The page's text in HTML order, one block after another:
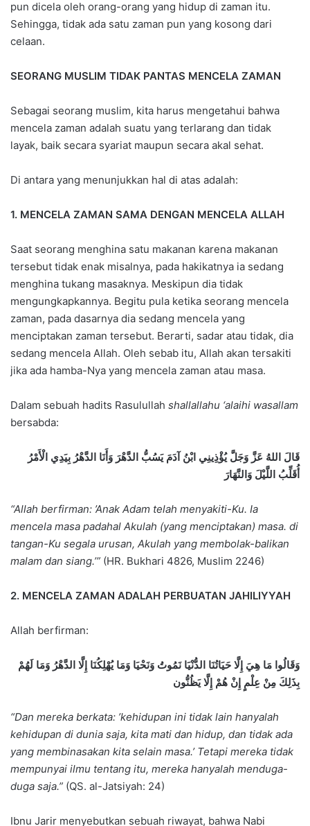
pun dicela oleh orang-orang yang hidup di zaman itu.
Sehingga, tidak ada satu zaman pun yang kosong dari
celaan.
SEORANG MUSLIM TIDAK PANTAS MENCELA ZAMAN
Sebagai seorang muslim, kita harus mengetahui bahwa
mencela zaman adalah suatu yang terlarang dan tidak
layak, baik secara syariat maupun secara akal sehat.
Di antara yang menunjukkan hal di atas adalah:
1. MENCELA ZAMAN SAMA DENGAN MENCELA ALLAH
Saat seorang menghina satu makanan karena makanan
tersebut tidak enak misalnya, pada hakikatnya ia sedang
menghina tukang masaknya. Meskipun dia tidak
mengungkapkannya. Begitu pula ketika seorang mencela
zaman, pada dasarnya dia sedang mencela yang
menciptakan zaman tersebut. Berarti, sadar atau tidak, dia
sedang mencela Allah. Oleh sebab itu, Allah akan tersakiti
jika ada hamba-Nya yang mencela zaman atau masa.
Dalam sebuah hadits Rasulullah shallallahu ‘alaihi wasallam
bersabda:
قَالَ اللهُ عَزَّ وَجَلَّ يُؤْذِينِي ابْنُ آدَمَ يَسُبُّ الدَّهْرَ وَأَنَا الدَّهْرُ بِيَدِي الْأَمْرُ
أُقَلِّبُ اللَّيْلَ وَالنَّهَارَ
“Allah berfirman: ’Anak Adam telah menyakiti-Ku. Ia
mencela masa padahal Akulah (yang menciptakan) masa. di
tangan-Ku segala urusan, Akulah yang membolak-balikan
malam dan siang.’” (HR. Bukhari 4826, Muslim 2246)
2. MENCELA ZAMAN ADALAH PERBUATAN JAHILIYYAH
Allah berfirman:
وَقَالُوا مَا هِيَ إِلَّا حَيَاتُنَا الدُّنْيَا نَمُوتُ وَنَحْيَا وَمَا يُهْلِكُنَا إِلَّا الدَّهْرُ وَمَا لَهُمْ
بِذَلِكَ مِنْ عِلْمٍ إِنْ هُمْ إِلَّا يَظُنُّون
“Dan mereka berkata: ’kehidupan ini tidak lain hanyalah
kehidupan di dunia saja, kita mati dan hidup, dan tidak ada
yang membinasakan kita selain masa.’ Tetapi mereka tidak
mempunyai ilmu tentang itu, mereka hanyalah menduga-
duga saja.” (QS. al-Jatsiyah: 24)
Ibnu Jarir menyebutkan sebuah riwayat, bahwa Nabi